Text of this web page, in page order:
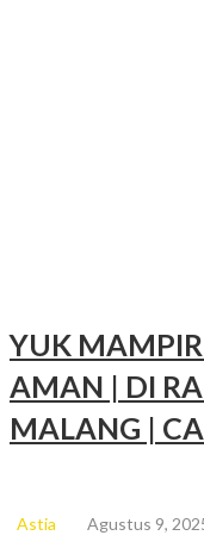
YUK
AMAN | DI
MALANG |
Astia Agustus 9,